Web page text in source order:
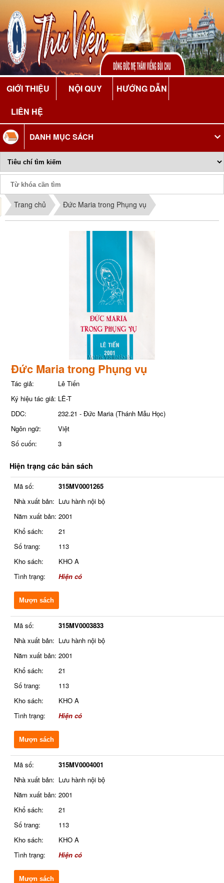
GIỚI THIỆU NỘI QUY
HƯỚNG DẪN
LIÊN HỆ
DANH MỤC SÁCH
Phiếu Sách
Trang chủ Đức Maria trong Phụng vụ
Đức Maria trong Phụng vụ
Tác giả:
Lê Tiến
Ký hiệu tác giả: LÊ-T
DDC:
232.21 - Đức Maria (Thánh Mẫu Học)
Ngôn ngữ:
Việt
Số cuốn:
3
Hiện trạng các bản sách
Mã số:
315MV0001265
Nhà xuất bản: Lưu hành nội bộ
Năm xuất bản: 2001
Khổ sách:
21
Số trang:
113
Kho sách:
KHO A
Tình trạng:
Hiện có
Mượn sách
Mã số:
315MV0003833
Nhà xuất bản: Lưu hành nội bộ
Năm xuất bản: 2001
Khổ sách:
21
Số trang:
113
Kho sách:
KHO A
Tình trạng:
Hiện có
Mượn sách
Mã số:
315MV0004001
Nhà xuất bản: Lưu hành nội bộ
Năm xuất bản: 2001
Khổ sách:
21
Số trang:
113
Kho sách:
KHO A
Tình trạng:
Hiện có
Mượn sách